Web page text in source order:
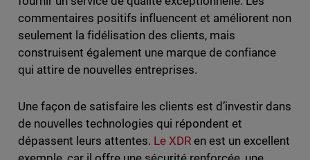
commentaires positifs influencent et améliorent non
seulement la fidélisation des clients, mais
construisent également une marque de confiance
qui attire de nouvelles entreprises.
Une façon de satisfaire les clients est d’investir dans
de nouvelles technologies qui répondent et
dépassent leurs attentes. Le XDR en est un excellent